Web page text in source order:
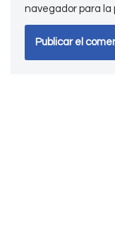
navegador para la